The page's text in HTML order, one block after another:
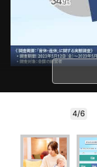
4/6